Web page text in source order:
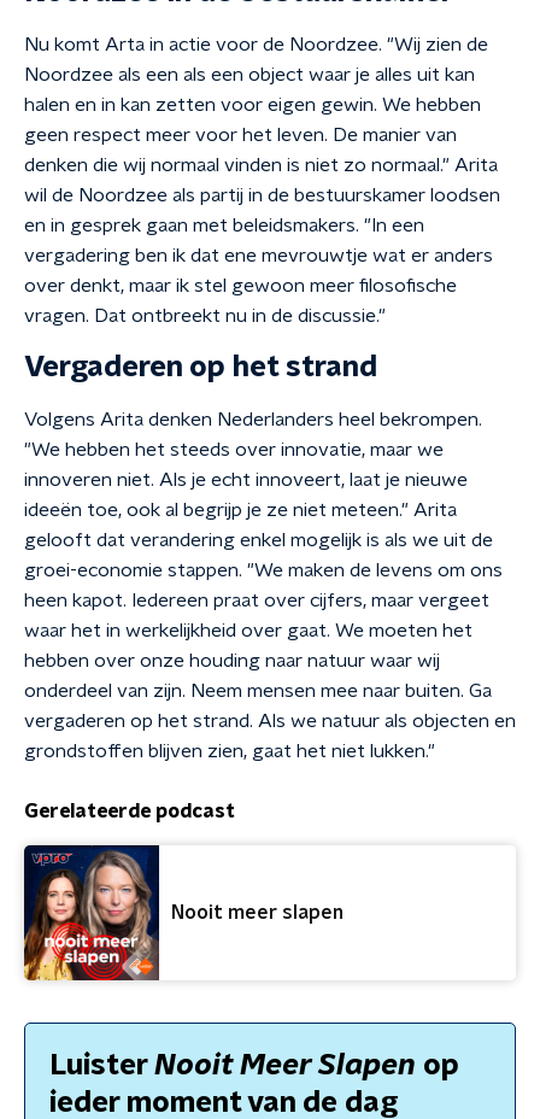
Nu komt Arta in actie voor de Noordzee. "Wij zien de
Noordzee als een als een object waar je alles uit kan
halen en in kan zetten voor eigen gewin. We hebben
geen respect meer voor het leven. De manier van
denken die wij normaal vinden is niet zo normaal." Arita
wil de Noordzee als partij in de bestuurskamer loodsen
en in gesprek gaan met beleidsmakers. "In een
vergadering ben ik dat ene mevrouwtje wat er anders
over denkt, maar ik stel gewoon meer filosofische
vragen. Dat ontbreekt nu in de discussie."
Vergaderen op het strand
Volgens Arita denken Nederlanders heel bekrompen.
"We hebben het steeds over innovatie, maar we
innoveren niet. Als je echt innoveert, laat je nieuwe
ideeën toe, ook al begrijp je ze niet meteen." Arita
gelooft dat verandering enkel mogelijk is als we uit de
groei-economie stappen. "We maken de levens om ons
heen kapot. Iedereen praat over cijfers, maar vergeet
waar het in werkelijkheid over gaat. We moeten het
hebben over onze houding naar natuur waar wij
onderdeel van zijn. Neem mensen mee naar buiten. Ga
vergaderen op het strand. Als we natuur als objecten en
grondstoffen blijven zien, gaat het niet lukken."
Gerelateerde podcast
Nooit meer slapen
Luister Nooit Meer Slapen op
ieder moment van de dag